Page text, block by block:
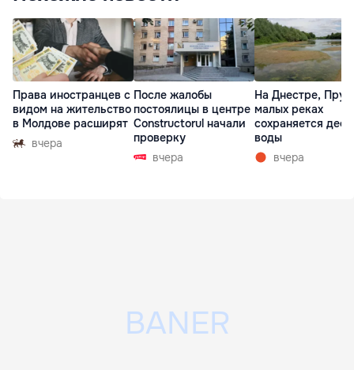
Права иностранцев с
видом на жительство
в Молдове расширят
вчера
После жалобы
постоялицы в центре
Constructorul начали
проверку
вчера
На Днестре,
малых реках
сохраняется
воды
вчера